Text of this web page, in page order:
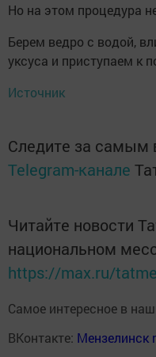
Но на этом процедура
Берем ведро с водой,
уксуса и приступаем к
Источник
Следите за
Telegram-канале
Читайте новости
национальном
https://max.ru/
Самое интересное в
ВКонтакте: Мензелинск